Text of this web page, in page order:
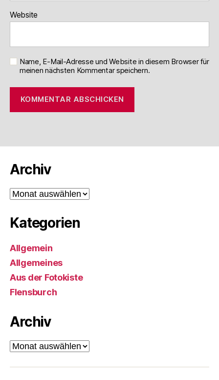
Website
Name, E-Mail-Adresse und Website in diesem Browser für
meinen nächsten Kommentar speichern.
Archiv
Archiv
Kategorien
Allgemein
Allgemeines
Aus der Fotokiste
Flensburch
Archiv
Archiv